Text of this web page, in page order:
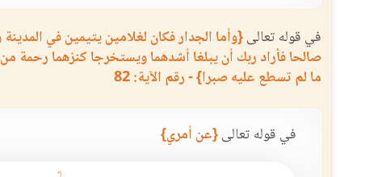
في قوله تعالى{وأما الجدار فكان لغلامين يتيمين في
صالحا فأراد ربك أن يبلغا أشدهما ويستخرجا كنزهما رحمة
ما لم تسطع عليه صبرا} - رقم الآية: 82
في قوله تعالى{عن أمري}